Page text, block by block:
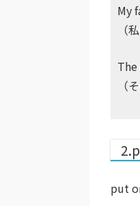
My
（
（
put